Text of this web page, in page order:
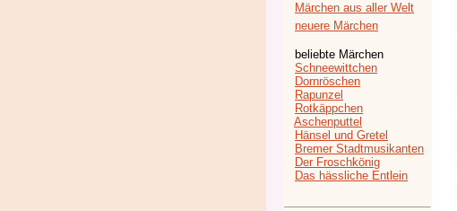
Märchen aus aller Welt
neuere Märchen
beliebte Märchen
Schneewittchen
Dornröschen
Rapunzel
Rotkäppchen
Aschenputtel
Hänsel und Gretel
Bremer Stadtmusikanten
Der Froschkönig
Das hässliche Entlein